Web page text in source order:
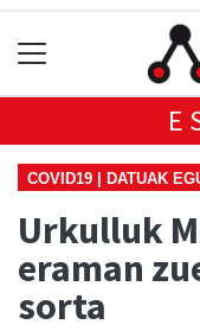
COVID19 | DATUAK
Urkulluk
eraman
sorta